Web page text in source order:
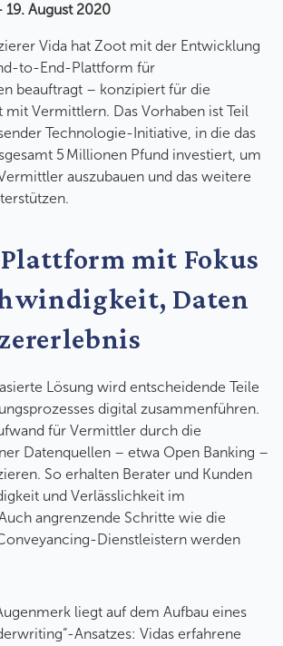
19. August 2020
Vida hat Zoot mit der Entwicklung
to-End-Plattform für
beauftragt – konzipiert für die
Vermittlern. Das Vorhaben ist Teil
Technologie-Initiative, in die das
5 Millionen Pfund investiert, um
auszubauen und das weitere
mit Fokus
Daten
Lösung wird entscheidende Teile
digital zusammenführen.
für Vermittler durch die
Datenquellen – etwa Open Banking –
So erhalten Berater und Kunden
und Verlässlichkeit im
angrenzende Schritte wie die
Dienstleistern werden
liegt auf dem Aufbau eines
Ansatzes: Vidas erfahrene